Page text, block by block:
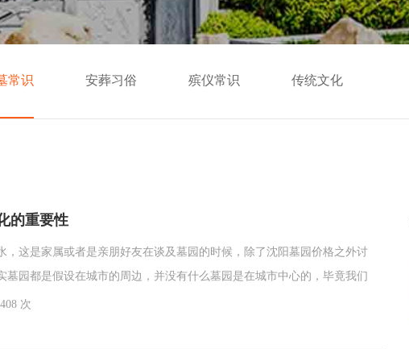
常识 安葬习俗 殡仪常识 传统文化
的重要性
，这是家属或者是亲朋好友在谈及墓园的时候，除了沈阳墓园价格之外讨
墓园都是假设在城市的周边，并没有什么墓园是在城市中心的，毕竟我们
摆放都是问题，现在人口越来越多，不能说在寸土寸金的城市中心选择出
次